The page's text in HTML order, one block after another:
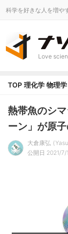
科学を好きな人を増や
Love
TOP 理化学 物理学
熱帯魚のシ
ーン」が原
大倉康弘
公開日 2021/7/